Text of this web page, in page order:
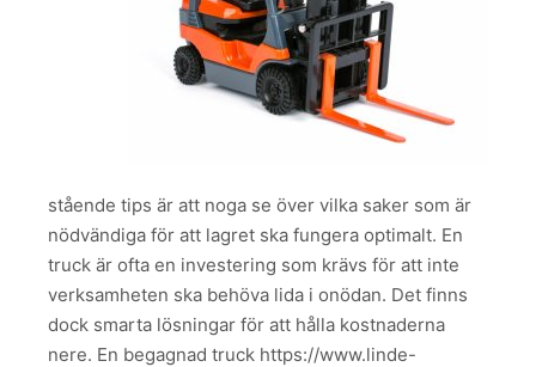
stående tips är att noga se över vilka saker som är
nödvändiga för att lagret ska fungera optimalt. En
truck är ofta en investering som krävs för att inte
verksamheten ska behöva lida i onödan. Det finns
dock smarta lösningar för att hålla kostnaderna
nere. En begagnad truck https://www.linde-